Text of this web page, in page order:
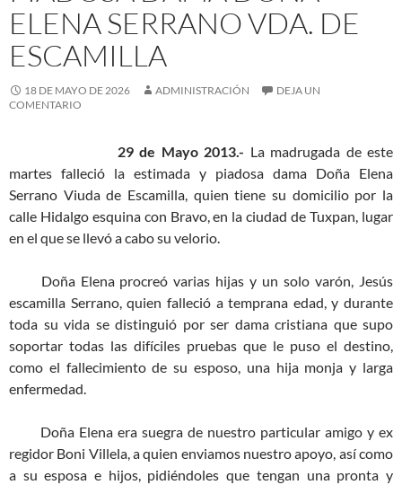
ELENA SERRANO VDA. DE
ESCAMILLA
18 DE MAYO DE 2026 ADMINISTRACIÓN
DEJA UN
COMENTARIO
29 de Mayo 2013.- La madrugada de este
martes falleció la estimada y piadosa dama Doña Elena
Serrano Viuda de Escamilla, quien tiene su domicilio por la
calle Hidalgo esquina con Bravo, en la ciudad de Tuxpan, lugar
en el que se llevó a cabo su velorio.
Doña Elena procreó varias hijas y un solo varón, Jesús
escamilla Serrano, quien falleció a temprana edad, y durante
toda su vida se distinguió por ser dama cristiana que supo
soportar todas las difíciles pruebas que le puso el destino,
como el fallecimiento de su esposo, una hija monja y larga
enfermedad.
Doña Elena era suegra de nuestro particular amigo y ex
regidor Boni Villela, a quien enviamos nuestro apoyo, así como
a su esposa e hijos, pidiéndoles que tengan una pronta y